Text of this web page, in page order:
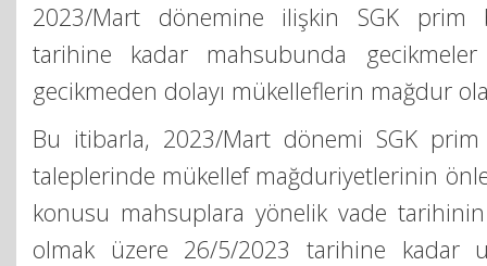
2023/Mart dönemine ilişkin SGK prim
tarihine kadar mahsubunda
gecikmeden dolayı mükelleflerin mağdur
Bu itibarla, 2023/Mart dönemi SGK prim
taleplerinde mükellef mağduriyetlerinin
konusu mahsuplara yönelik vade
olmak üzere 26/5/2023 tarihine kadar